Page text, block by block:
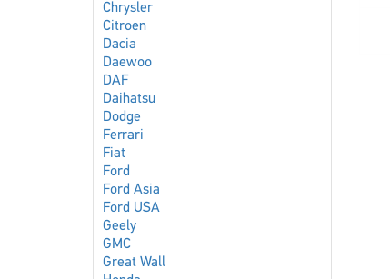
Chrysler
Citroen
Dacia
Daewoo
DAF
Daihatsu
Dodge
Ferrari
Fiat
Ford
Ford Asia
Ford USA
Geely
GMC
Great Wall